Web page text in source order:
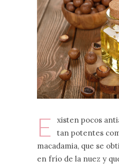
E
xisten pocos
tan potentes
macadamia, que se
en frío de la nuez y